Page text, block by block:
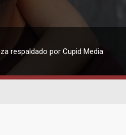
respaldado por Cupid Media